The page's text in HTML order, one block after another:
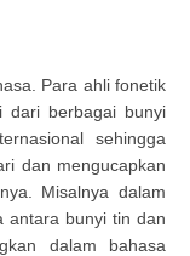
Para ahli fonetik
dari berbagai bunyi
sehingga
dan mengucapkan
Misalnya dalam
antara bunyi tin dan
dalam bahasa